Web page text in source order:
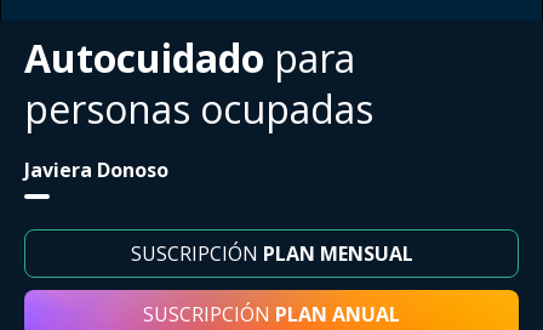
Autocuidado para
personas ocupadas
Javiera Donoso
SUSCRIPCIÓN PLAN MENSUAL
SUSCRIPCIÓN PLAN ANUAL